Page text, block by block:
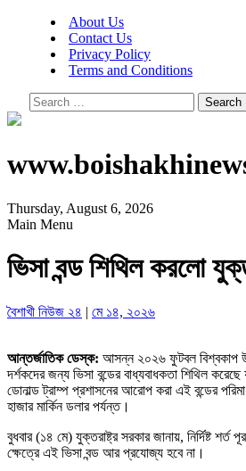
About Us
Contact Us
Privacy Policy
Terms and Conditions
Search
for:
Thursday, August 6, 2026
Main Menu
ভিসা বন্ড শিথিল করলো
বৈশাখী নিউজ ২৪ | মে ১৪, ২০২৬
আন্তর্জাতিক ডেস্ক: আসন্ন ২০২৬ ফুটবল বিশ্বকাপ
দর্শকদের জন্য ভিসা বন্ডের বাধ্যবাধকতা শিথিল করেছে
ডোনাল্ড ট্রাম্প প্রশাসনের আরোপ করা এই বন্ডের
হাজার মার্কিন ডলার পর্যন্ত।
বুধবার (১৪ মে) যুক্তরাষ্ট্র সরকার জানায়, নির্দিষ্ট শর্ত
ক্ষেত্রে এই ভিসা বন্ড আর প্রযোজ্য হবে না।